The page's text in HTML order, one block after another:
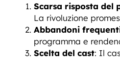
Scarsa risposta del
La rivoluzione
Abbandoni
programma e
Scelta del cast: Il